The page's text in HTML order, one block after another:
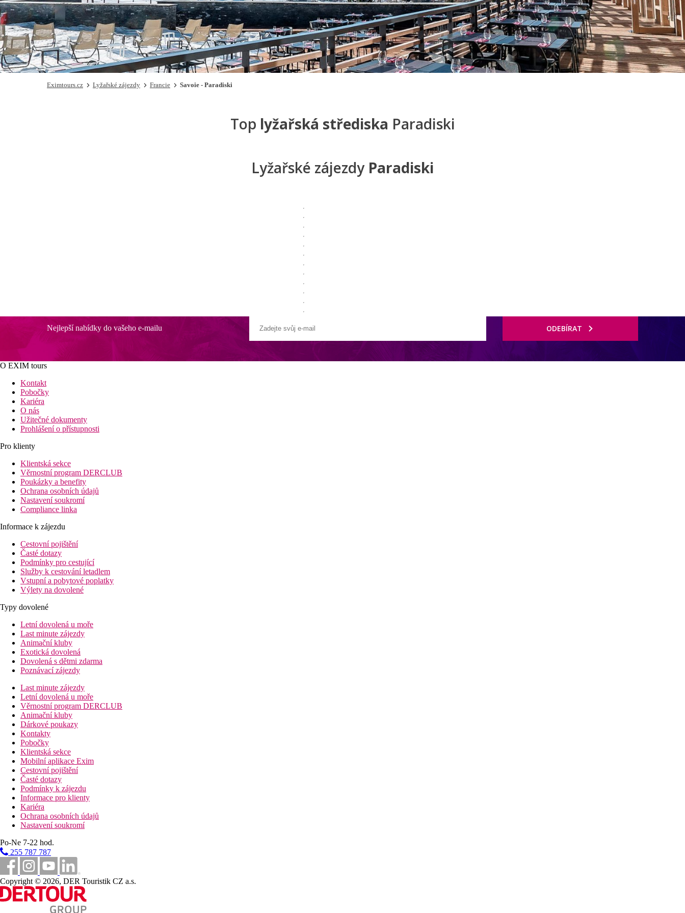
Eximtours.cz Lyžařské zájezdy Francie Savoie - Paradiski
Top lyžařská střediska Paradiski
Lyžařské zájezdy Paradiski
Nejlepší nabídky do vašeho e-mailu ODEBÍRAT
O EXIM tours
Kontakt
Pobočky
Kariéra
O nás
Užitečné dokumenty
Prohlášení o přístupnosti
Pro klienty
Klientská sekce
Věrnostní program DERCLUB
Poukázky a benefity
Ochrana osobních údajů
Nastavení soukromí
Compliance linka
Informace k zájezdu
Cestovní pojištění
Časté dotazy
Podmínky pro cestující
Služby k cestování letadlem
Vstupní a pobytové poplatky
Výlety na dovolené
Typy dovolené
Letní dovolená u moře
Last minute zájezdy
Animační kluby
Exotická dovolená
Dovolená s dětmi zdarma
Poznávací zájezdy
Last minute zájezdy
Letní dovolená u moře
Věrnostní program DERCLUB
Animační kluby
Dárkové poukazy
Kontakty
Pobočky
Klientská sekce
Mobilní aplikace Exim
Cestovní pojištění
Časté dotazy
Podmínky k zájezdu
Informace pro klienty
Kariéra
Ochrana osobních údajů
Nastavení soukromí
Po-Ne 7-22 hod.
255 787 787
Copyright © 2026, DER Touristik CZ a.s.